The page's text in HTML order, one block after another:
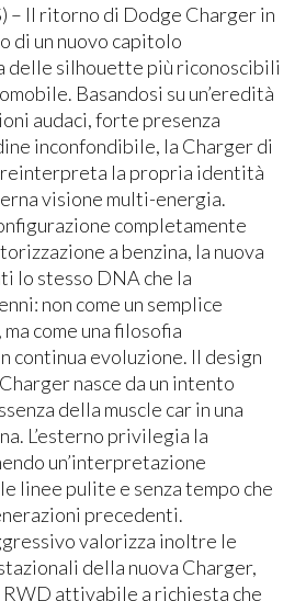
– Il ritorno di Dodge Charger in
di un nuovo capitolo
delle silhouette più riconoscibili
Basandosi su un’eredità
audaci, forte presenza
inconfondibile, la Charger di
reinterpreta la propria identità
visione multi-energia.
completamente
a benzina, la nuova
lo stesso DNA che la
non come un semplice
come una filosofia
continua evoluzione. Il design
nasce da un intento
della muscle car in una
L’esterno privilegia la
un’interpretazione
linee pulite e senza tempo che
precedenti.
valorizza inoltre le
della nuova Charger,
attivabile a richiesta che